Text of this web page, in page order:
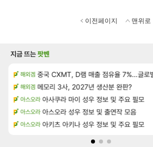
이전페이지 맨위로
검은사막 펄없의 퍼주는듯하면서 악랄한 BM 설계
리니지M 주말패키지 결과..... [5]
오버워치 D.mon 스킬셋 나왔다 [5]
SOL 영웅무기도안 제작 질문
메이플 환산 13만 스펙으로 삐져서 매주 수로 10만점 치고있으면
지금 뜨는팟벤
해외겜 중국 CXMT, D램 매출 점유율 7%…글로벌 4위
해외겜 메모리 3사, 2027년 생산분 완판?
아스오라 아사쿠라 마이 성우 정보 및 주요 필모
아스오라 아스오라 성우 정보 및 출연작 모음
아스오라 아키츠 아키나 성우 정보 및 주요 필모